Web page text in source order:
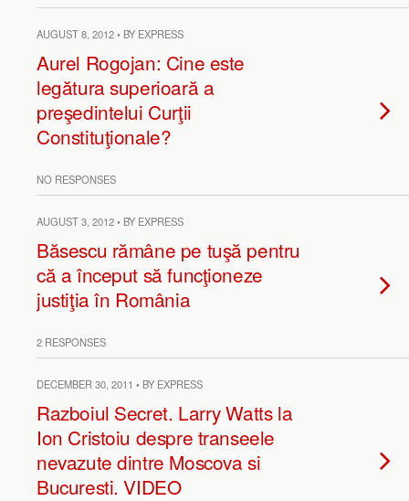
AUGUST 8, 2012 • BY EXPRESS
Aurel Rogojan: Cine este
legătura superioară a
preşedintelui Curţii
Constituţionale?
NO RESPONSES
AUGUST 3, 2012 • BY EXPRESS
Băsescu rămâne pe tuşă pentru
că a început să funcţioneze
justiţia în România
2 RESPONSES
DECEMBER 30, 2011 • BY EXPRESS
Razboiul Secret. Larry Watts la
Ion Cristoiu despre transeele
nevazute dintre Moscova si
Bucuresti. VIDEO